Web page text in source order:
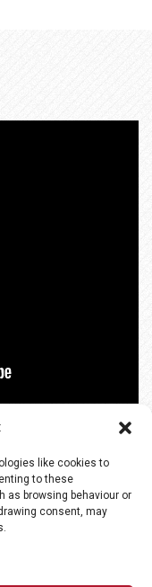
like cookies to
to these
as browsing behaviour or
consent, may